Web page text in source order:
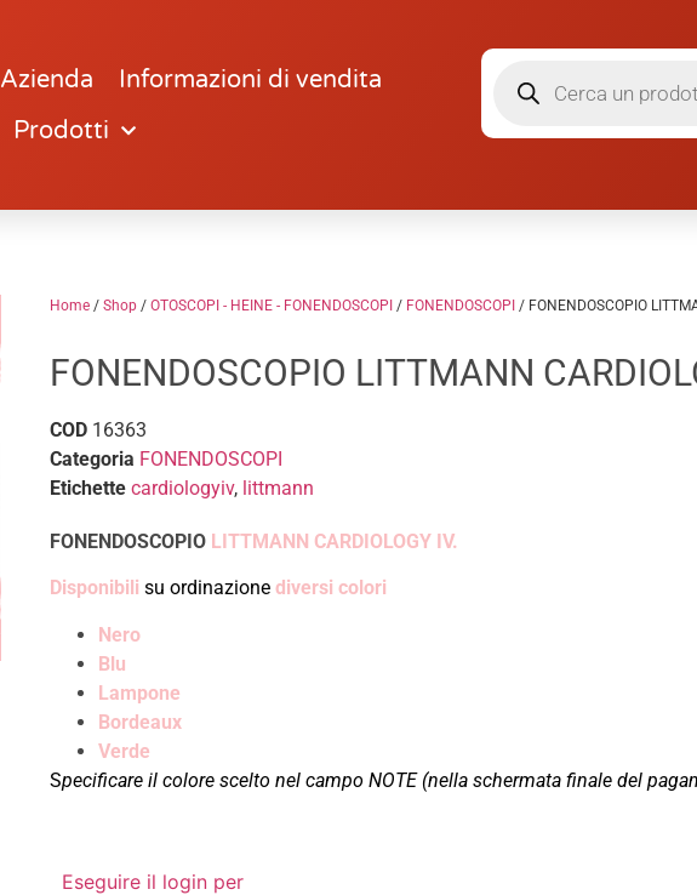
Azienda
Informazioni di vendita
Prodotti
Home / Shop / OTOSCOPI - HEINE - FONENDOSCOPI / FONENDOSCOPI / FONENDOSCOPIO
FONENDOSCOPIO LITTMANN
COD 16363
Categoria FONENDOSCOPI
Etichette cardiologyiv, littmann
FONENDOSCOPIO LITTMANN CARDIOLOGY IV.
Disponibili su ordinazione diversi colori
Nero
Blu
Lampone
Bordeaux
Verde
Specificare il colore scelto nel campo NOTE (nella schermata finale del
Eseguire il login per